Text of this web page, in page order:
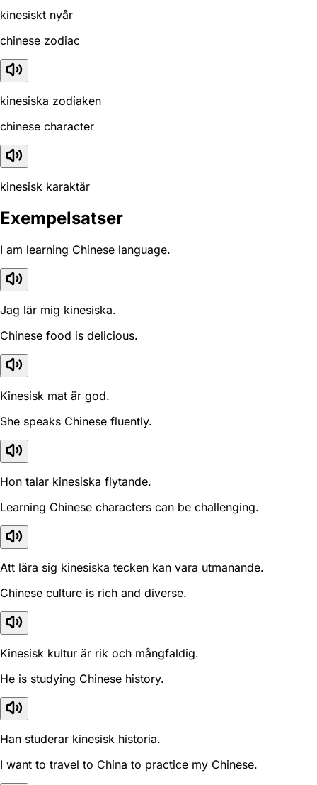
kinesiskt nyår
chinese zodiac
kinesiska zodiaken
chinese character
kinesisk karaktär
Exempelsatser
I am learning Chinese language.
Jag lär mig kinesiska.
Chinese food is delicious.
Kinesisk mat är god.
She speaks Chinese fluently.
Hon talar kinesiska flytande.
Learning Chinese characters can be challenging.
Att lära sig kinesiska tecken kan vara utmanande.
Chinese culture is rich and diverse.
Kinesisk kultur är rik och mångfaldig.
He is studying Chinese history.
Han studerar kinesisk historia.
I want to travel to China to practice my Chinese.